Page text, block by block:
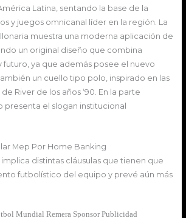
Latina, sentando la base de la
y juegos omnicanal líder en la región. La
muestra una moderna aplicación de
un original diseño que combina
futuro, ya que además posee el nuevo
un cuello tipo polo, inspirado en las
River de los años ‘90. En la parte
el slogan institucional
Mep Por Home Banking
distintas cláusulas que tienen que
futbolístico del equipo y prevé aún más
Mundial Remera Sponsor Publicidad